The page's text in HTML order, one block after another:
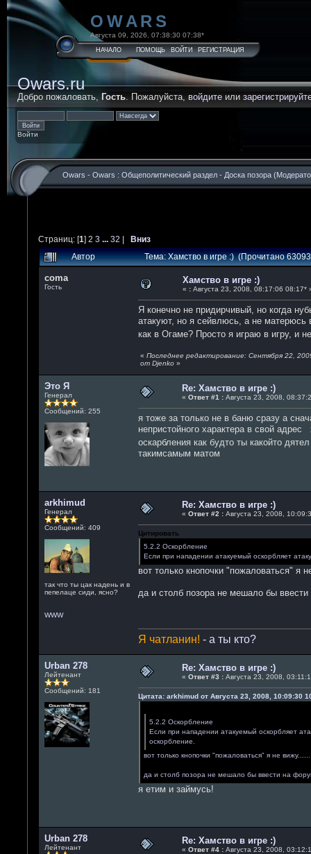
Добро пожаловать, Гость. Пожалуйста, войдите или
Войти
Owars.ru
OWARS
Августа 09, 2026, 07:38:30 07:38*
НАЧАЛО ПОМОЩЬ ВОЙТИ РЕГИСТРАЦИЯ
Owars - Owars : Общеполитический раздел - Доска позора
Страниц: [1] 2 3 ... 32 | Вниз
Автор
Тема: Хамство в игре :) (Прочитано
coma
Гость
Хамство в игре :)
« :Августа 23, 2008, 08:17:06 08:17*
Я конечно не придирчивый, но когда
атакуют, но я сейвлюсь, а не матерюсь
как в Огаме? Просто я играю в игру, и
« Последнее редактирование: Сентября 22,
от Djenko»
Это Я
Генерал
Сообщений: 255
Re: Хамство в игре :)
« Ответ #1 :Августа 23, 2008,
я тоже за только не в баню сразу а
непристойного характера в свой
оскарбления как будто ты какойто
такимсамым матом
arkhimud
Генерал
Сообщений: 409
так что ты цак надень и в
пепелаце сиди, ясно?
WWW
Re: Хамство в игре :)
« Ответ #2 :Августа 23, 2008,
Цитировать
5.2.2 Оскорбление
Если при нападении атакуемый оскорбляет
вот только кнопочки "пожаловаться" я
да и столб позора не мешало бы
Я чатланин! - а ты кто?
Urban 278
Лейтенант
Сообщений: 181
Re: Хамство в игре :)
« Ответ #3 :Августа 23, 2008,
Цитата: arkhimud от Августа 23, 2008, 10:09:30
5.2.2 Оскорбление
Если при нападении атакуемый оскорбляет
оскорбление.
вот только кнопочки "пожаловаться" я не
да и столб позора не мешало бы ввести на
я етим и займусь!
Urban 278
Лейтенант
Re: Хамство в игре :)
« Ответ #4 :Августа 23, 2008,